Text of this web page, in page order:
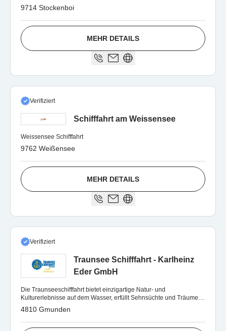
9714 Stockenboi
MEHR DETAILS
Verifiziert
Schifffahrt am Weissensee
Weissensee Schifffahrt
9762 Weißensee
MEHR DETAILS
Verifiziert
Traunsee Schifffahrt - Karlheinz
Eder GmbH
Die Traunseeschifffahrt bietet einzigartige Natur- und
Kulturerlebnisse auf dem Wasser, erfüllt Sehnsüchte und Träume:
und das seit 1839!
4810 Gmunden